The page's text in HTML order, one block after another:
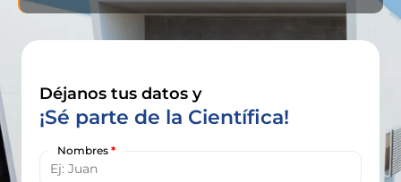
Déjanos tus datos y
¡Sé parte de la Científica!
Nombres *